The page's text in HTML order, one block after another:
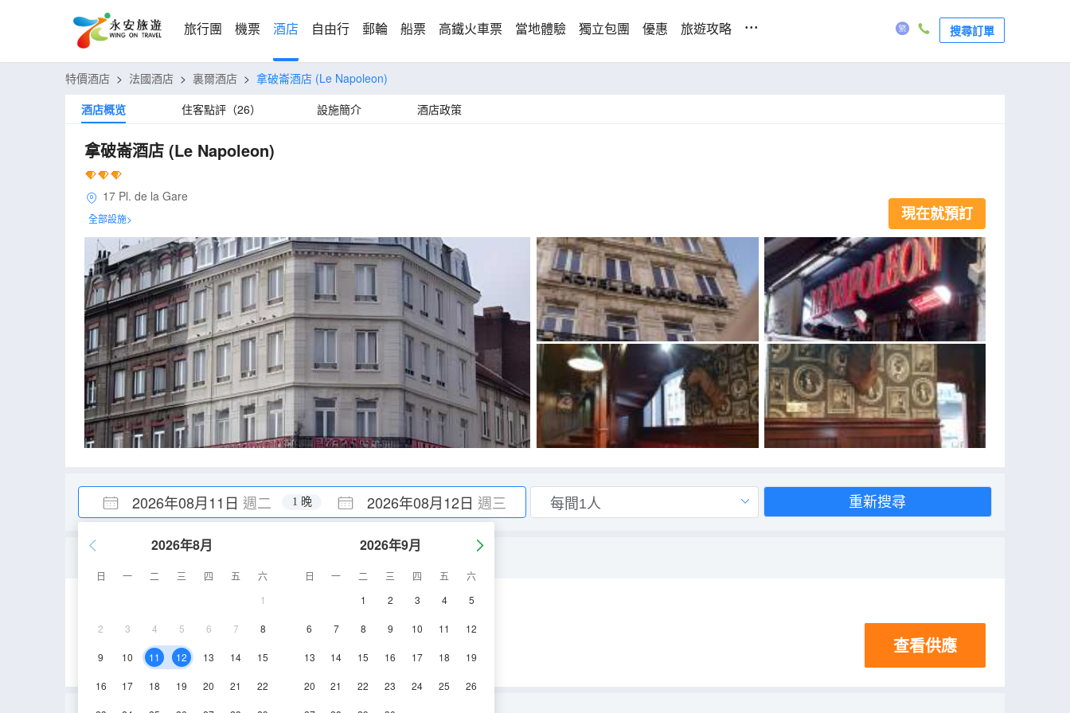
旅行團 機票 酒店 自由行 郵輪 船票 高鐵火車票 當地體驗 獨立包團 優惠 旅遊攻略 ... 搜尋訂單
特價酒店 > 法國酒店 > 裏爾酒店 > 拿破崙酒店 (Le Napoleon)
酒店概览
住客點評（26） 設施簡介 酒店政策
拿破崙酒店 (Le Napoleon)
17 Pl. de la Gare
全部設施> 現在就預訂
2026年08月11日 週二 2026年08月12日 週三
1 晚
2026年8月
日 一 二 三 四 五
六
1
2 3 4 5 6 7 8
9 10 11 12 13 14 15
16 17 18 19 20 21 22
2026年9月
日 一 二 三 四 五
六
1
2 3 4 5
6 7 8 9 10 11 12
13 14 15 16 17 18 19
20 21 22 23 24 25 26
重新搜尋
查看供應